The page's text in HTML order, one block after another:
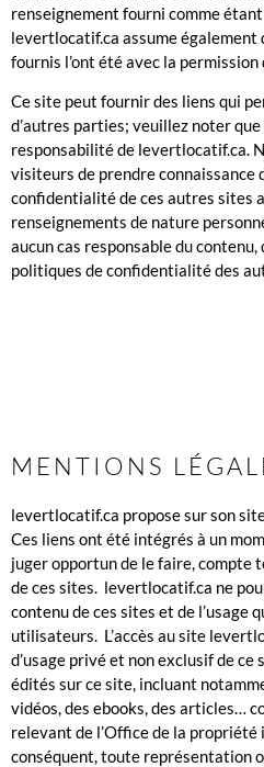
renseignement fourni comme
levertlocatif.ca assume également
fournis l’ont été avec la
Ce site peut fournir des liens qui
d’autres parties; veuillez noter
responsabilité de levertlocatif.ca.
visiteurs de prendre connaissance
confidentialité de ces autres sites
renseignements de nature
aucun cas responsable du contenu,
politiques de confidentialité des
MENTIONS
levertlocatif.ca propose sur son
Ces liens ont été intégrés à un
juger opportun de le faire, compte
de ces sites.
levertlocatif.ca ne
contenu de ces sites et de l’usage
utilisateurs.
L’accès au site
d’usage privé et non exclusif de ce
édités sur ce site, incluant
vidéos, des ebooks, des articles…
relevant de l’Office de la propriété
conséquent, toute représentation